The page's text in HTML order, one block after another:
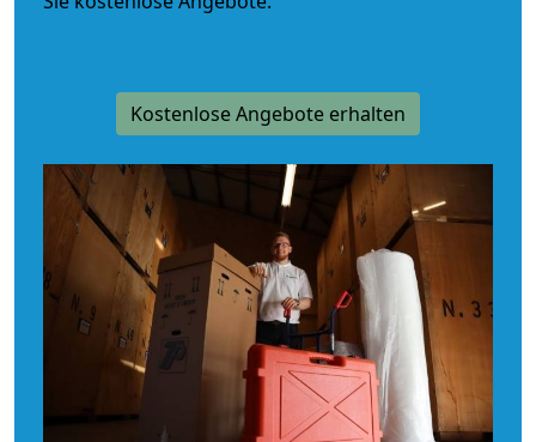
Kostenlose Angebote erhalten